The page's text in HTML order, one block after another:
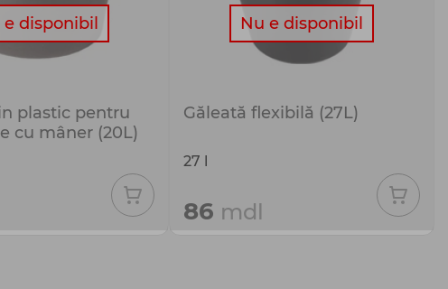
plastic pentru
cu mâner (20L)
e disponibil
Găleată flexibilă (27L)
27 l
86 mdl
Nu e disponibil